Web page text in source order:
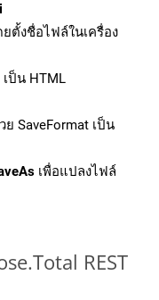
ยตั้งชื่อไฟล์ในเครื่อง
เป็น HTML
ย SaveFormat เป็น
เพื่อแปลงไฟล์
REST